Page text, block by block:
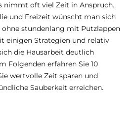
nimmt oft viel Zeit in Anspruch.
und Freizeit wünscht man sich
ohne stundenlang mit Putzlappen
einigen Strategien und relativ
die Hausarbeit deutlich
Folgenden erfahren Sie 10
wertvolle Zeit sparen und
Sauberkeit erreichen.